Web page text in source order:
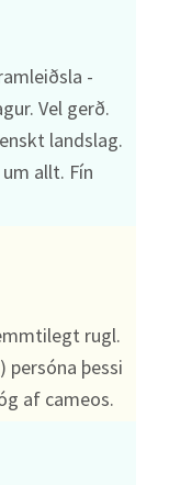
-
Vel gerð.
landslag.
allt. Fín
rugl.
þessi
af cameos.